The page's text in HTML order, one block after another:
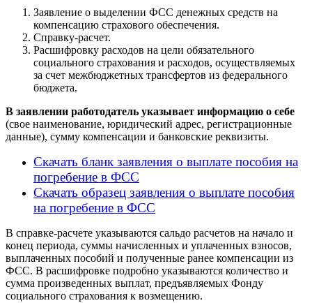
Заявление о выделении ФСС денежных средств на
компенсацию страхового обеспечения.
Справку-расчет.
Расшифровку расходов на цели обязательного
социального страхования и расходов, осуществляемых
за счет межбюджетных трансфертов из федерального
бюджета.
В заявлении работодатель указывает информацию о себе
(свое наименование, юридический адрес, регистрационные
данные), сумму компенсации и банковские реквизиты.
Скачать бланк заявления о выплате пособия на
погребение в ФСС
Скачать образец заявления о выплате пособия
на погребение в ФСС
В справке-расчете указываются сальдо расчетов на начало и
конец периода, суммы начисленных и уплаченных взносов,
выплаченных пособий и полученные ранее компенсации из
ФСС. В расшифровке подробно указываются количество и
сумма произведенных выплат, предъявляемых Фонду
социального страхования к возмещению.